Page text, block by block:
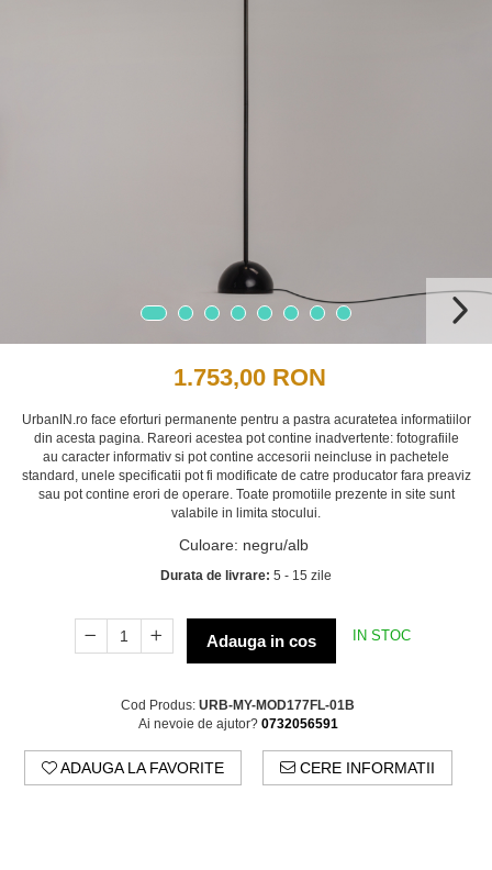
1.753,00 RON
UrbanIN.ro face eforturi permanente pentru a pastra acuratetea informatiilor
din acesta pagina. Rareori acestea pot contine inadvertente: fotografiile
au caracter informativ si pot contine accesorii neincluse in pachetele
standard, unele specificatii pot fi modificate de catre producator fara preaviz
sau pot contine erori de operare. Toate promotiile prezente in site sunt
valabile in limita stocului.
Culoare: negru/alb
Durata de livrare: 5 - 15 zile
Adauga in cos IN STOC
Cod Produs: URB-MY-MOD177FL-01B
Ai nevoie de ajutor? 0732056591
ADAUGA LA FAVORITE CERE INFORMATII